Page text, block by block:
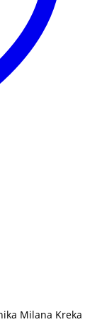
Milana Kreka